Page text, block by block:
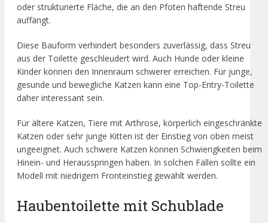
oder strukturierte Fläche, die an den Pfoten haftende Streu
auffängt.
Diese Bauform verhindert besonders zuverlässig, dass Streu
aus der Toilette geschleudert wird. Auch Hunde oder kleine
Kinder können den Innenraum schwerer erreichen. Für junge,
gesunde und bewegliche Katzen kann eine Top-Entry-Toilette
daher interessant sein.
Für ältere Katzen, Tiere mit Arthrose, körperlich eingeschränkte
Katzen oder sehr junge Kitten ist der Einstieg von oben meist
ungeeignet. Auch schwere Katzen können Schwierigkeiten beim
Hinein- und Herausspringen haben. In solchen Fällen sollte ein
Modell mit niedrigem Fronteinstieg gewählt werden.
Haubentoilette mit Schublade